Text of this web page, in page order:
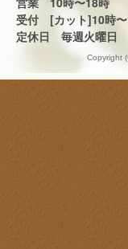
受付 [カット]10時〜
定休日 毎週火曜日
Copyright